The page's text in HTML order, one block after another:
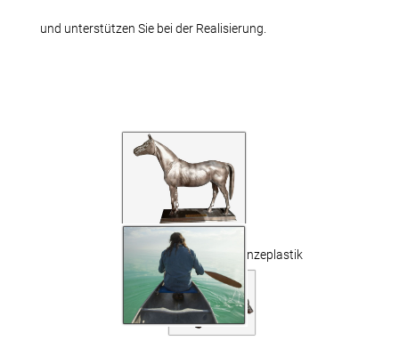
und unterstützen Sie bei der Realisierung.
Bronzeplastik